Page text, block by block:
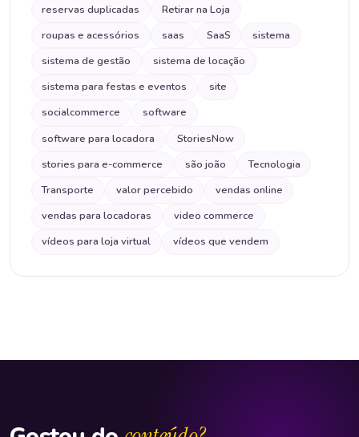
reservas duplicadas
Retirar na Loja
roupas e acessórios
saas SaaS
sistema
sistema de gestão
sistema de locação
sistema para festas e eventos
site
socialcommerce
software
software para locadora
StoriesNow
stories para e-commerce
são joão
Tecnologia
Transporte
valor percebido
vendas online
vendas para locadoras
video commerce
vídeos para loja virtual
vídeos que vendem